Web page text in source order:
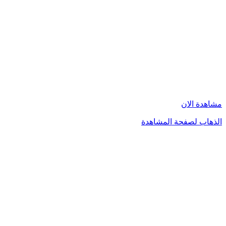
مشاهدة الان
الذهاب لصفحة المشاهدة